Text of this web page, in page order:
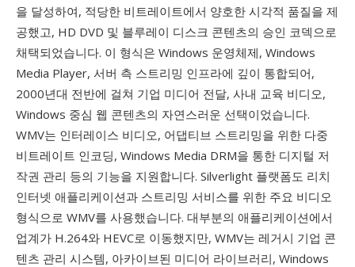
을 달성하여, 적당한 비트레이트에서 양호한 시각적 품질을 제
공했고, HD DVD 및 블루레이 디스크 콘텐츠의 승인 코덱으로
채택되었습니다. 이 형식은 Windows 운영체제, Windows
Media Player, 서버 측 스트리밍 인프라에 깊이 통합되어,
2000년대 전반에 걸쳐 기업 미디어 전달, 사내 교육 비디오,
Windows 중심 웹 콘텐츠의 자연스러운 선택이었습니다.
WMV는 인터레이스 비디오, 어댑티브 스트리밍을 위한 다중
비트레이트 인코딩, Windows Media DRM을 통한 디지털 저
작권 관리 등의 기능을 지원합니다. Silverlight 플랫폼도 리치
인터넷 애플리케이션과 스트리밍 서비스를 위한 주요 비디오
형식으로 WMV를 사용했습니다. 대부분의 애플리케이션에서
업계가 H.264와 HEVC로 이동했지만, WMV는 레거시 기업 콘
텐츠 관리 시스템, 아카이브된 미디어 라이브러리, Windows